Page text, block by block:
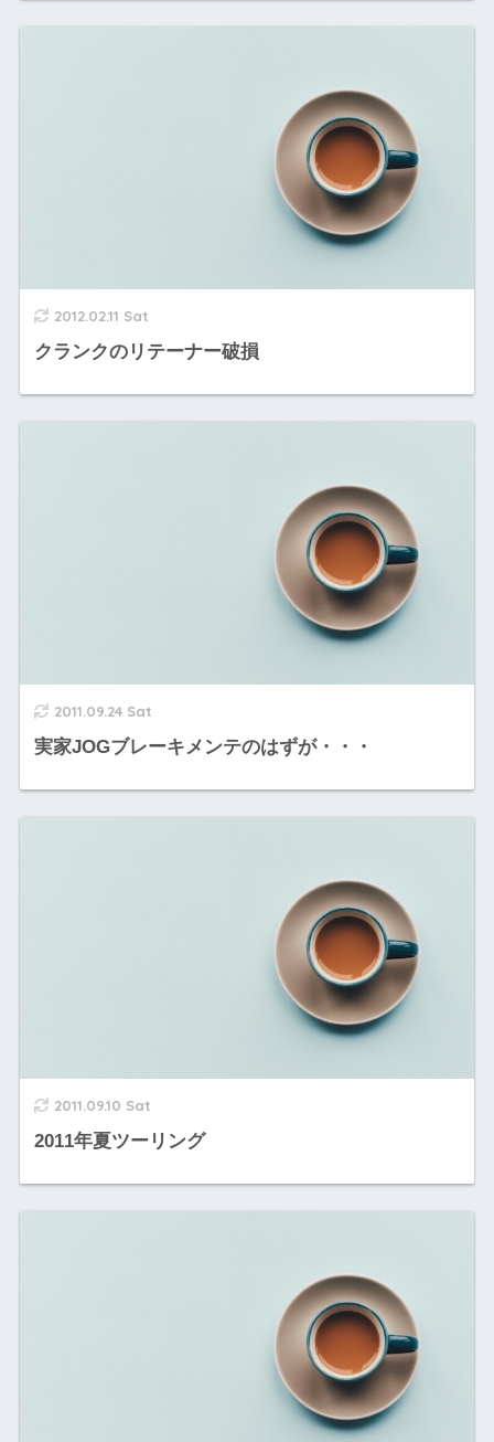
2012.02.11 Sat
クランクのリテーナー破損
2011.09.24 Sat
実家JOGブレーキメンテのはずが・・・
2011.09.10 Sat
2011年夏ツーリング